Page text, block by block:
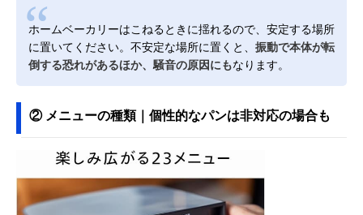
ホームベーカリーはこねるときに揺れるので、安定する場所
に置いてください。不安定な場所に置くと、 振動で本体が転
倒する恐れがあるほか、騒音の原因にもなります。
② メニューの種類｜個性的なパンは非対応の場合も